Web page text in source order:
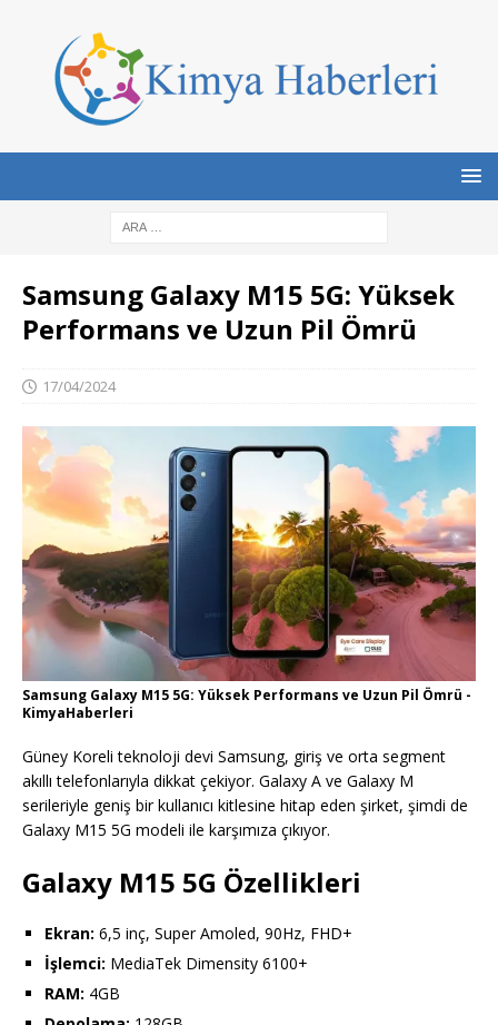
Samsung Galaxy M15 5G: Yüksek
Performans ve Uzun Pil Ömrü
17/04/2024
Samsung Galaxy M15 5G: Yüksek Performans ve Uzun Pil Ömrü -
KimyaHaberleri
Güney Koreli teknoloji devi Samsung, giriş ve orta segment
akıllı telefonlarıyla dikkat çekiyor. Galaxy A ve Galaxy M
serileriyle geniş bir kullanıcı kitlesine hitap eden şirket, şimdi de
Galaxy M15 5G modeli ile karşımıza çıkıyor.
Galaxy M15 5G Özellikleri
Ekran: 6,5 inç, Super Amoled, 90Hz, FHD+
İşlemci: MediaTek Dimensity 6100+
RAM: 4GB